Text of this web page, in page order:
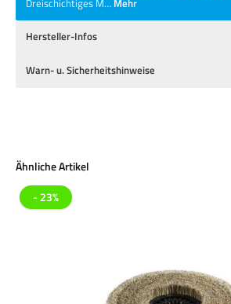
Dreischichtiges M… Mehr
Hersteller-Infos
Warn- u. Sicherheitshinweise
Produktgalerie überspringen
Ähnliche Artikel
- 23%